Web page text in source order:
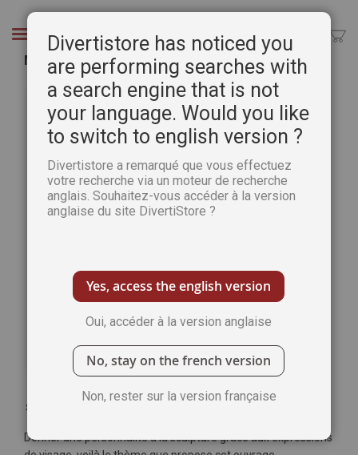
Chercher
Modelage - Têtes et expressions
Passer
galerie
d’images
Soyez le premier à commenter ce produit
Donner une personnalité à la sculpture grâce aux expressions
Divertistore has noticed you
are performing searches with
a search engine that is not
your language. Would you like
to switch to english version ?
Divertistore a remarqué que vous effectuez
votre recherche via un moteur de recherche
anglais. Souhaitez-vous accéder à la version
anglaise du site DivertiStore ?
Yes, access the english version
Oui, accéder à la version anglaise
No, stay on the french version
Non, rester sur la version française